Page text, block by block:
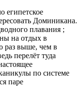
египетское
Доминикана.
плавания ;
на отдых в
раз выше, чем в
перелёт туда
по системе
паре